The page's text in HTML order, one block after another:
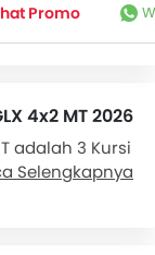
Promo
4x2 MT 2026
adalah 3 Kursi
340 Juta di
Selengkapnya